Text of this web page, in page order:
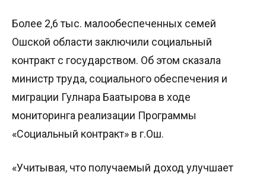
Более 2,6 тыс. малообеспеченных семей
Ошской области заключили социальный
контракт с государством. Об этом сказала
министр труда, социального обеспечения и
миграции Гулнара Баатырова в ходе
мониторинга реализации Программы
«Социальный контракт» в г.Ош.
«Учитывая, что получаемый доход улучшает